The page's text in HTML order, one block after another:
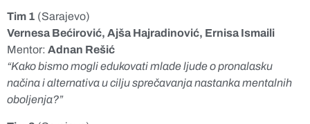
Tim 1 (Sarajevo)
Vernesa Bećirović, Ajša Hajradinović, Ernisa Ismaili
Mentor: Adnan Rešić
“Kako bismo mogli edukovati mlade ljude o pronalasku
načina i alternativa u cilju sprečavanja nastanka mentalnih
oboljenja?”